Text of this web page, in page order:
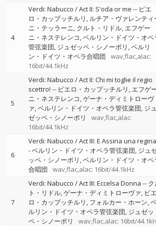
4
Verdi: Nabucco / Act II: S'oda or me -- ピエ
ロ・カップッチルリ ルチア・ヴァレンティ
ニ・テッラーニ クルト・リドル エフゲー
ニ・ネステレンコ ベルリン・ドイツ・オペ
管弦楽団 ジュゼッペ・シノーポリ ベルリ
ン・ドイツ・オペラ合唱団
wav,flac,alac:
16bit/44.1kHz
5
Verdi: Nabucco / Act II: Chi mi toglie il regio
scettro! -- ピエロ・カップッチルリ エフゲ
ニ・ネステレンコ ゲーナ・ディミトローヴ
ァ ベルリン・ドイツ・オペラ管弦楽団 ジュ
ゼッペ・シノーポリ
wav,flac,alac:
16bit/44.1kHz
6
Verdi: Nabucco / Act III: E Assiria una regina
-ベルリン・ドイツ・オペラ管弦楽団 ジュ
ッペ・シノーポリ ベルリン・ドイツ・オペ
合唱団
wav,flac,alac: 16bit/44.1kHz
7
Verdi: Nabucco / Act III: Eccelsa Donna --
ト・リドル ゲーナ・ディミトローヴァ ピエ
ロ・カップッチルリ フォルカー・ホーン
ルリン・ドイツ・オペラ管弦楽団 ジュゼッ
ペ・シノーポリ
wav,flac,alac: 16bit/